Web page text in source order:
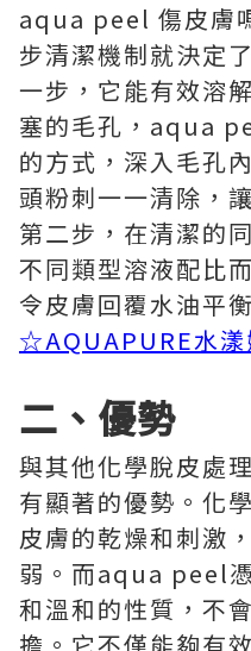
aqua peel 傷皮膚
步清潔機制就決定
一步，它能有效溶
塞的毛孔，aqua
的方式，深入毛孔
頭粉刺一一清除，
第二步，在清潔的
不同類型溶液配比
令皮膚回覆水油平
☆AQUAPURE水
二、優勢
與其他化學脫皮處
有顯著的優勢。化
皮膚的乾燥和刺激
弱。而aqua peel
和溫和的性質，不